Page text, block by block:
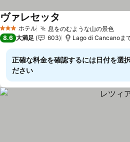
3 ホテルのランク
ホテル 息をのむような山の景色
ヴァレセッタ
8.6 大満足 603 Lago di Cancanoま
正確な料金を確認するには日付を選
ださい